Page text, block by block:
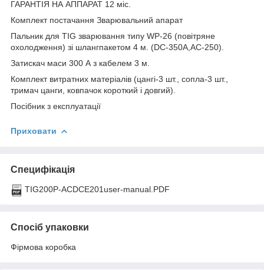
ГАРАНТІЯ НА АППАРАТ 12 міс.
Комплект постачання Зварювальний апарат
Пальник для TIG зварювання типу WP-26 (повітряне
охолодження) зі шлангпакетом 4 м. (DC-350A,AC-250).
Затискач маси 300 А з кабелем 3 м.
Комплект витратних матеріалів (цангі-3 шт., сопла-3 шт.,
тримач цанги, ковпачок короткий і довгий).
Посібник з експлуатації
Приховати
Специфікація
TIG200P-ACDCE201user-manual.PDF
Спосіб упаковки
Фірмова коробка